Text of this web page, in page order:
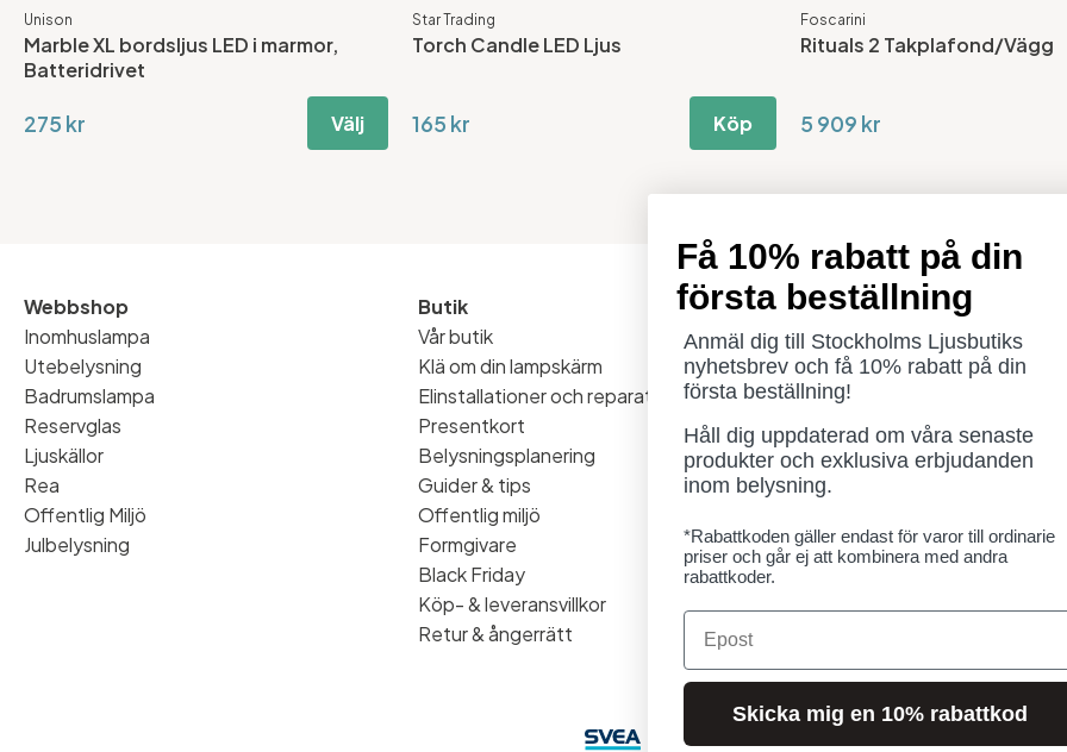
Unison
Marble XL bordsljus LED i marmor,
Batteridrivet
275 kr Välj
Star Trading
Torch Candle LED Ljus
165 kr Köp
Foscarini
Rituals 2 Takplafond/Vägg
5 909 kr
Webbshop
Inomhuslampa
Utebelysning
Badrumslampa
Reservglas
Ljuskällor
Rea
Offentlig Miljö
Julbelysning
Butik
Vår butik
Klä om din lampskärm
Elinstallationer och reparationer
Presentkort
Belysningsplanering
Guider & tips
Offentlig miljö
Formgivare
Black Friday
Köp- & leveransvillkor
Retur & ångerrätt
Öppettider
Måndag - Torsdag: 11-18
Fredag - Lördag: 11-16
Söndag: Stängt
Lördag 1/8 stängt
Få 10% rabatt på din
första beställning
Anmäl dig till Stockholms Ljusbutiks
nyhetsbrev och få 10% rabatt på din
första beställning!
Håll dig uppdaterad om våra senaste
produkter och exklusiva erbjudanden
inom belysning.
*Rabattkoden gäller endast för varor till ordinarie
priser och går ej att kombinera med andra
rabattkoder.
Email
Skicka mig en 10% rabattkod